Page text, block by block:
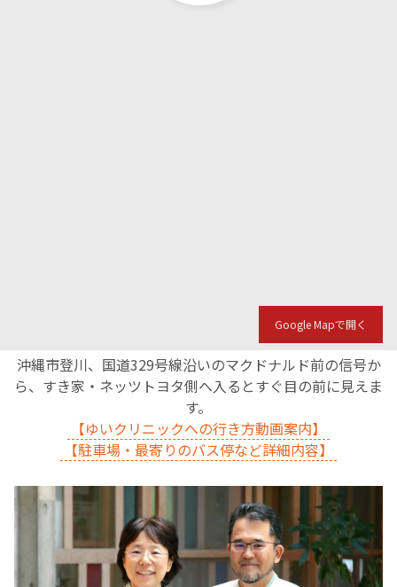
Google Mapで開く
沖縄市登川、国道329号線沿いのマクドナルド前の信号か
ら、すき家・ネッツトヨタ側へ入るとすぐ目の前に見えま
す。
【ゆいクリニックへの行き方動画案内】
【駐車場・最寄りのバス停など詳細内容】